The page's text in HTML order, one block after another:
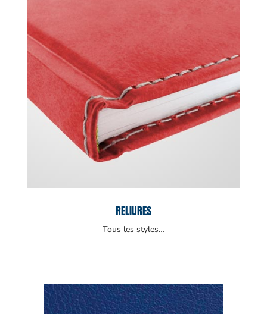
RELIURES
Tous les styles…